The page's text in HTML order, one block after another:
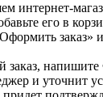
интернет-
его в
заказ»
заказ,
и уточнит